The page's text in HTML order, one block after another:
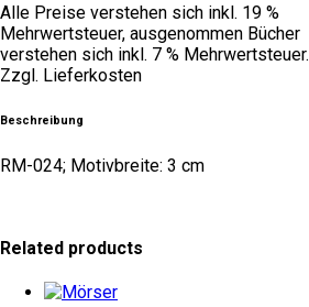
Alle Preise verstehen sich inkl. 19 %
Mehrwertsteuer, ausgenommen Bücher
verstehen sich inkl. 7 % Mehrwertsteuer.
Zzgl. Lieferkosten
Beschreibung
RM-024; Motivbreite: 3 cm
Related products